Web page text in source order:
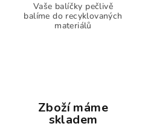
Vaše balíčky pečlivě
balíme do recyklovaných
materiálů
Zboží máme
skladem